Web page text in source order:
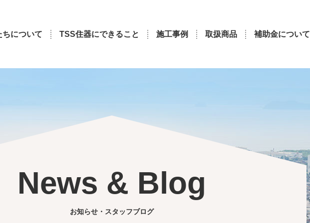
ちについて TSS住器にできること 施工事例 取扱商品 補助金について
News & Blog
お知らせ・スタッフブログ